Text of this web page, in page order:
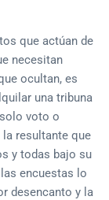
que actúan de
necesitan
ocultan, es
una tribuna
voto o
resultante que
y todas bajo su
encuestas lo
desencanto y la